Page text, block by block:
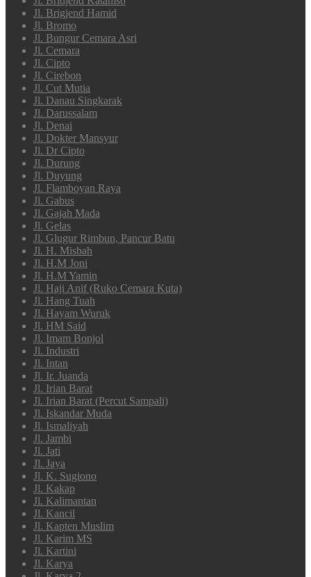
Jl. Brigjend Hamid
Jl. Bromo
Jl. Bungur Cemara Asri
Jl. Cemara
Jl. Cipto
Jl. Cirebon
Jl. Cut Mutia
Jl. Danau Singkarak
Jl. Darussalam
Jl. Denai
Jl. Dokter Mansyur
Jl. Dr Cipto
Jl. Durung
Jl. Duyung
Jl. Flamboyan Raya
Jl. Gabus
Jl. Gajah Mada
Jl. Gelas
Jl. Glugur Rimbun, Pancur Batu
Jl. H. Misbah
Jl. H.M Joni
Jl. H.M Yamin
Jl. Haji Anif (Ruko Cemara Kuta)
Jl. Hang Tuah
Jl. Hayam Wuruk
Jl. HM Said
Jl. Imam Bonjol
Jl. Industri
Jl. Intan
Jl. Ir. Juanda
Jl. Irian Barat
Jl. Irian Barat (Percut Sampali)
Jl. Iskandar Muda
Jl. Ismaliyah
Jl. Jambi
Jl. Jati
Jl. Jaya
Jl. K. Sugiono
Jl. Kakap
Jl. Kalimantan
Jl. Kancil
Jl. Kapten Muslim
Jl. Karim MS
Jl. Kartini
Jl. Karya